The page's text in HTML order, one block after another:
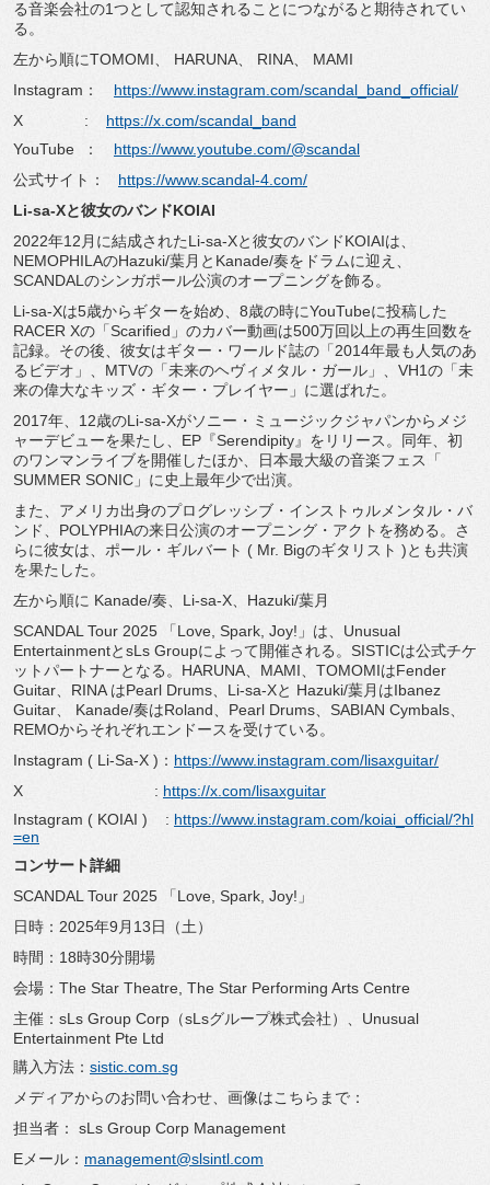
る音楽会社の1つとして認知されることにつながると期待されてい
る。
左から順にTOMOMI、 HARUNA、 RINA、 MAMI
Instagram： https://www.instagram.com/scandal_band_official/
X : https://x.com/scandal_band
YouTube ： https://www.youtube.com/@scandal
公式サイト： https://www.scandal-4.com/
Li-sa-Xと彼女のバンドKOIAI
2022年12月に結成されたLi-sa-Xと彼女のバンドKOIAIは、
NEMOPHILAのHazuki/葉月とKanade/奏をドラムに迎え、
SCANDALのシンガポール公演のオープニングを飾る。
Li-sa-Xは5歳からギターを始め、 8歳の時にYouTubeに投稿した
RACER Xの「Scarified」 のカバー動画は500万回以上の再生回数を
記録。その後、 彼女はギター・ワールド誌の「2014年最も人気のあ
るビデオ」
、MTVの「未来のヘヴィメタル・ガール」、VH1の「未
来の偉大なキッズ・ギター・プレイヤー」に選ばれた。
2017年、12歳のLi-sa-Xがソニー・ ミュージックジャパンからメジ
ャーデビューを果たし、EP『Serendipity』をリリース。同年、 初
のワンマンライブを開催したほか、日本最大級の音楽フェス「
SUMMER SONIC」に史上最年少で出演。
また、アメリカ出身のプログレッシブ・インストゥルメンタル・ バ
ンド、POLYPHIAの来日公演のオープニング・ アクトを務める。さ
らに彼女は、ポール・ギルバート ( Mr. Bigのギタリスト )とも共演
を果たした。
左から順に Kanade/奏、Li-sa-X、Hazuki/葉月
SCANDAL Tour 2025 「Love, Spark, Joy!」は、Unusual
EntertainmentとsLs Groupによって開催される。 SISTICは公式チケ
ットパートナーとなる。HARUNA、 MAMI、TOMOMIはFender
Guitar、RINA はPearl Drums、Li-sa-Xと Hazuki/葉月はIbanez
Guitar、 Kanade/奏はRoland、Pearl Drums、SABIAN Cymbals、
REMOからそれぞれエンドースを受けている。
Instagram ( Li-Sa-X )： https://www.instagram.com/lisaxguitar/
X : https://x.com/lisaxguitar
Instagram ( KOIAI ) : https://www.instagram.com/koiai_official/?hl
=en
コンサート詳細
SCANDAL Tour 2025 「Love, Spark, Joy!」
日時：2025年9月13日（土）
時間：18時30分開場
会場：The Star Theatre, The Star Performing Arts Centre
主催：sLs Group Corp（sLsグループ株式会社）、Unusual
Entertainment Pte Ltd
購入方法： sistic.com.sg
メディアからのお問い合わせ、画像はこちらまで：
担当者： sLs Group Corp Management
Eメール： management@slsintl.com